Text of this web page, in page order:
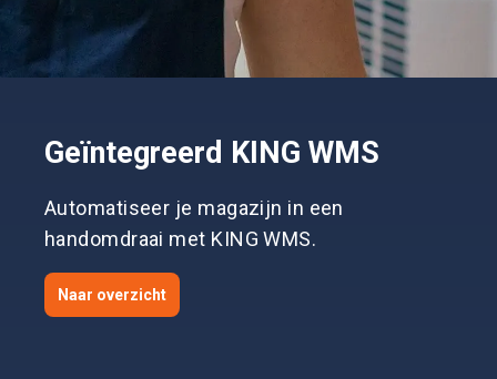
Geïntegreerd KING WMS
Automatiseer je magazijn in een
handomdraai met KING WMS.
Naar overzicht